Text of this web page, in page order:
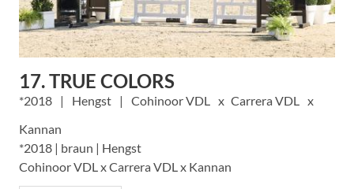
17. TRUE COLORS
2018 Hengst Cohinoor VDL
Carrera VDL
Kannan
*2018 | braun | Hengst
Cohinoor VDL x Carrera VDL x Kannan